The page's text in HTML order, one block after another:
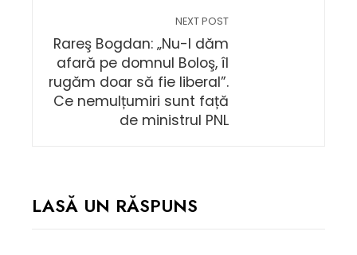
NEXT POST
Rareş Bogdan: „Nu-l dăm
afară pe domnul Boloş, îl
rugăm doar să fie liberal”.
Ce nemulțumiri sunt față
de ministrul PNL
LASĂ UN RĂSPUNS